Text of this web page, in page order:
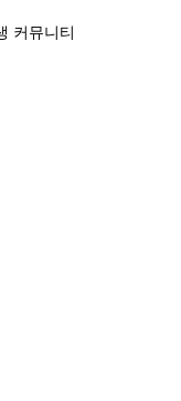
커뮤니티